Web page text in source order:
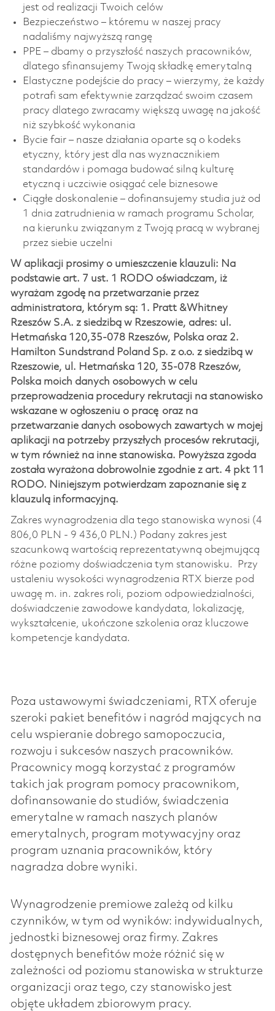
jest od realizacji Twoich celów
Bezpieczeństwo – któremu w naszej pracy
nadaliśmy najwyższą rangę
PPE – dbamy o przyszłość naszych pracowników,
dlatego sfinansujemy Twoją składkę emerytalną
Elastyczne podejście do pracy – wierzymy, że każdy
potrafi sam efektywnie zarządzać swoim czasem
pracy dlatego zwracamy większą uwagę na jakość
niż szybkość wykonania
Bycie fair – nasze działania oparte są o kodeks
etyczny, który jest dla nas wyznacznikiem
standardów i pomaga budować silną kulturę
etyczną i uczciwie osiągać cele biznesowe
Ciągłe doskonalenie – dofinansujemy studia już od
1 dnia zatrudnienia w ramach programu Scholar,
na kierunku związanym z Twoją pracą w wybranej
przez siebie uczelni
W aplikacji prosimy o umieszczenie klauzuli: Na
podstawie art. 7 ust. 1 RODO oświadczam, iż
wyrażam zgodę na przetwarzanie przez
administratora, którym są: 1. Pratt &Whitney
Rzeszów S.A. z siedzibą w Rzeszowie, adres: ul.
Hetmańska 120,35-078 Rzeszów, Polska oraz 2.
Hamilton Sundstrand Poland Sp. z o.o. z siedzibą w
Rzeszowie, ul. Hetmańska 120, 35-078 Rzeszów,
Polska moich danych osobowych w celu
przeprowadzenia procedury rekrutacji na stanowisko
wskazane w ogłoszeniu o pracę oraz na
przetwarzanie danych osobowych zawartych w mojej
aplikacji na potrzeby przyszłych procesów rekrutacji,
w tym również na inne stanowiska. Powyższa zgoda
została wyrażona dobrowolnie zgodnie z art. 4 pkt 11
RODO. Niniejszym potwierdzam zapoznanie się z
klauzulą informacyjną.
Zakres wynagrodzenia dla tego stanowiska wynosi (4
806,0 PLN - 9 436,0 PLN.) Podany zakres jest
szacunkową wartością reprezentatywną obejmującą
różne poziomy doświadczenia tym stanowisku.
Przy
ustaleniu wysokości wynagrodzenia RTX bierze pod
uwagę m. in. zakres roli, poziom odpowiedzialności,
doświadczenie zawodowe kandydata, lokalizację,
wykształcenie, ukończone szkolenia oraz kluczowe
kompetencje kandydata.
Poza ustawowymi świadczeniami, RTX oferuje
szeroki pakiet benefitów i nagród mających na
celu wspieranie dobrego samopoczucia,
rozwoju i sukcesów naszych pracowników.
Pracownicy mogą korzystać z programów
takich jak program pomocy pracownikom,
dofinansowanie do studiów, świadczenia
emerytalne w ramach naszych planów
emerytalnych, program motywacyjny oraz
program uznania pracowników, który
nagradza dobre wyniki.
Wynagrodzenie premiowe zależą od kilku
czynników, w tym od wyników: indywidualnych,
jednostki biznesowej oraz firmy. Zakres
dostępnych benefitów może różnić się w
zależności od poziomu stanowiska w strukturze
organizacji oraz tego, czy stanowisko jest
objęte układem zbiorowym pracy.